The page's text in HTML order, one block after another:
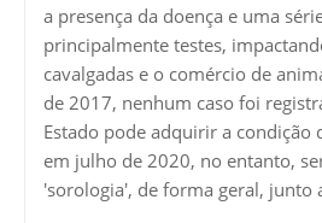
a presença da doença e uma
principalmente testes,
cavalgadas e o comércio de
de 2017, nenhum caso foi
Estado pode adquirir a
em julho de 2020, no entanto,
'sorologia', de forma geral, junto